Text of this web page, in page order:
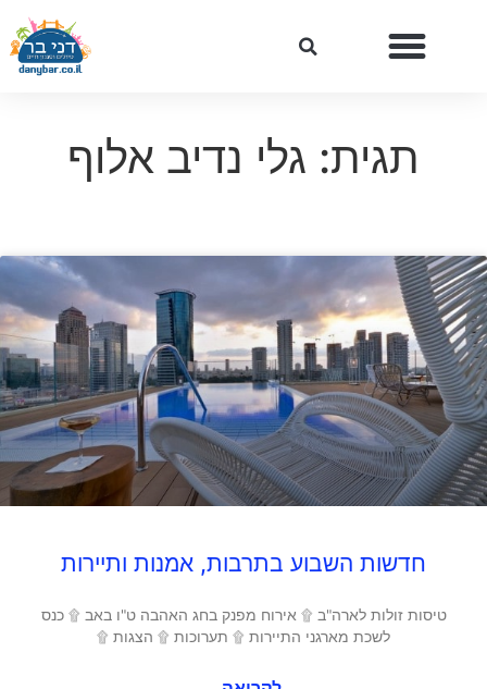
תגית: גלי נדיב אלוף
חדשות השבוע בתרבות, אמנות ותיירות
טיסות זולות לארה"ב ۩ אירוח מפנק בחג האהבה ט"ו באב ۩ כנס
לשכת מארגני התיירות ۩ תערוכות ۩ הצגות ۩